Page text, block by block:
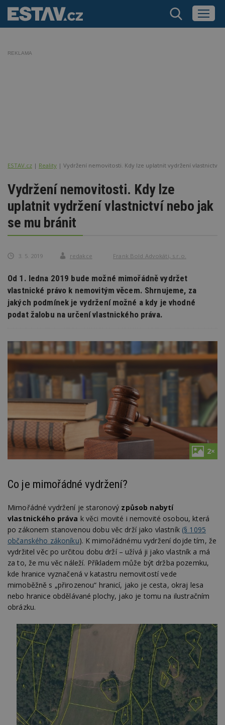
REKLAMA
ESTAV.cz Reality Vydržení nemovitosti. Kdy lze uplatnit vydržení vlastnictví
Vydržení nemovitosti. Kdy lze
uplatnit vydržení vlastnictví nebo jak
se mu bránit
3. 5. 2019 redakce Frank Bold Advokáti, s.r.o.
Od 1. ledna 2019 bude možné mimořádně vydržet
vlastnické právo k nemovitým věcem. Shrnujeme, za
jakých podmínek je vydržení možné a kdy je vhodné
podat žalobu na určení vlastnického práva.
2×
Co je mimořádné vydržení?
Mimořádné vydržení je staronový způsob nabytí
vlastnického práva k věci movité i nemovité osobou, která
po zákonem stanovenou dobu věc drží jako vlastník (§ 1095
občanského zákoníku). K mimořádnému vydržení dojde tím, že
vydržitel věc po určitou dobu drží – užívá ji jako vlastník a má
za to, že mu věc náleží. Příkladem může být držba pozemku,
kde hranice vyznačená v katastru nemovitostí vede
mimoběžně s „přirozenou“ hranicí, jako je cesta, okraj lesa
nebo hranice obdělávané plochy, jako je tomu na ilustračním
obrázku.